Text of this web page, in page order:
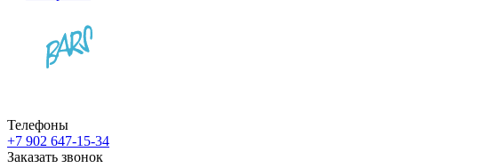
Телефоны
+7 902 647-15-34
Заказать звонок